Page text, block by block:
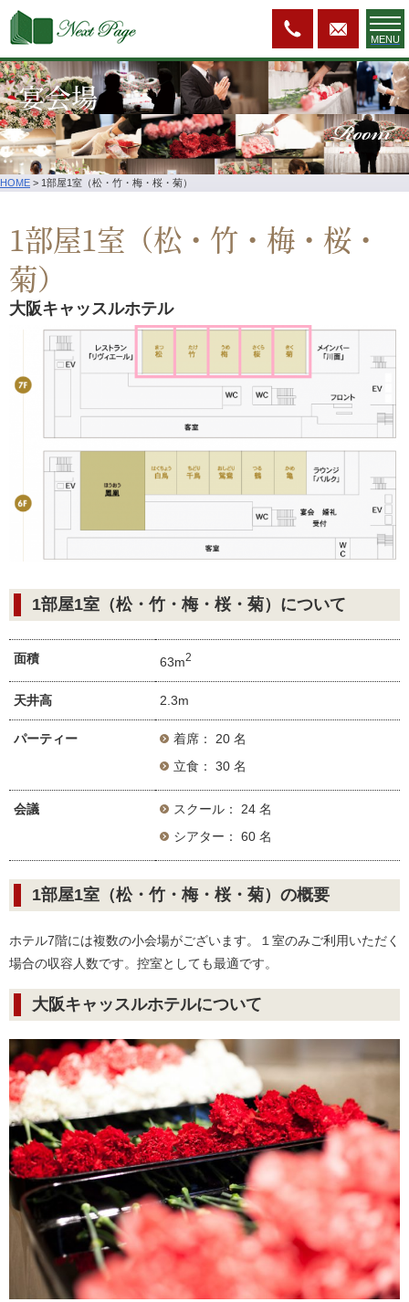
MENU
宴会場 Room
HOME > 1部屋1室（松・竹・梅・桜・菊）
1部屋1室（松・竹・梅・桜・
菊）
大阪キャッスルホテル
1部屋1室（松・竹・梅・桜・菊）について
面積 63m2
天井高 2.3m
パーティー
着席： 20 名
立食： 30 名
会議
スクール： 24 名
シアター： 60 名
1部屋1室（松・竹・梅・桜・菊）の概要
ホテル7階には複数の小会場がございます。１室のみご利用いただく
場合の収容人数です。控室としても最適です。
大阪キャッスルホテルについて